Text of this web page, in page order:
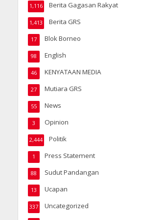
Berita Gagasan Rakyat
1,116
Berita GRS
1,413
Blok Borneo
17
English
98
KENYATAAN MEDIA
46
Mutiara GRS
27
News
55
Opinion
3
Politik
2,444
Press Statement
1
Sudut Pandangan
88
Ucapan
13
Uncategorized
337